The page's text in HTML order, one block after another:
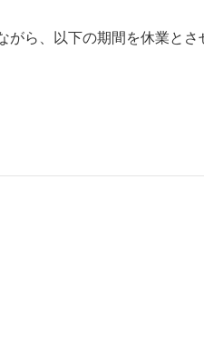
がら、以下の期間を休業とさ